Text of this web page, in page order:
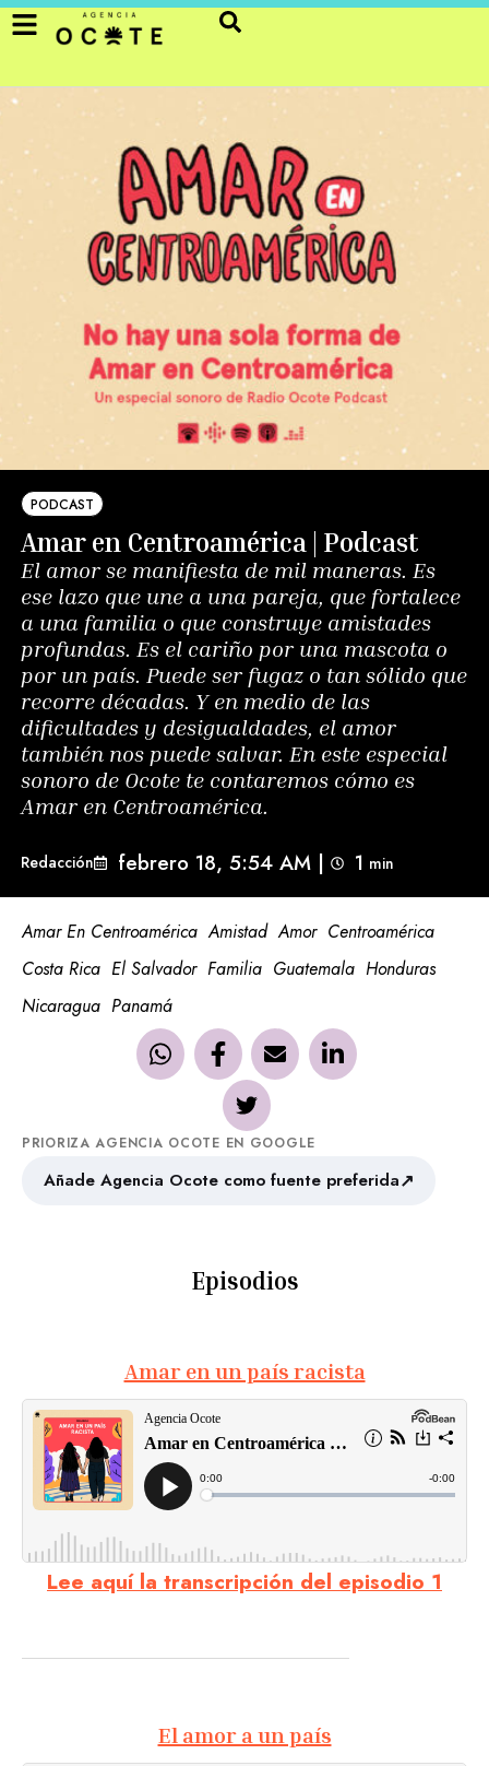
PODCAST
Amar en Centroamérica | Podcast
El amor se manifiesta de mil maneras. Es
ese lazo que une a una pareja, que fortalece
a una familia o que construye amistades
profundas. Es el cariño por una mascota o
por un país. Puede ser fugaz o tan sólido que
recorre décadas. Y en medio de las
dificultades y desigualdades, el amor
también nos puede salvar. En este especial
sonoro de Ocote te contaremos cómo es
Amar en Centroamérica.
Redacción febrero 18, 5:54 AM | 1 min
Amar En Centroamérica Amistad Amor Centroamérica
Costa Rica El Salvador Familia Guatemala Honduras
Nicaragua Panamá
PRIORIZA AGENCIA OCOTE EN GOOGLE
Añade Agencia Ocote como fuente preferida↗
Episodios
Amar en un país racista
Lee aquí la transcripción del episodio 1
El amor a un país